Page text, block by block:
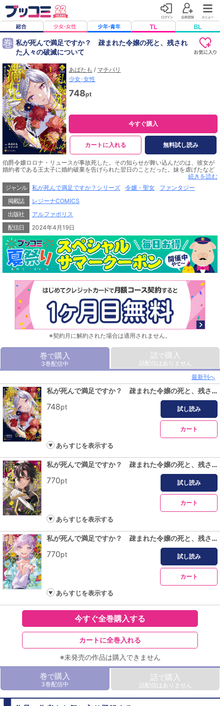
巻 私が死んで満足ですか？ 疎まれた令嬢の死と、残され
た人々の破滅について
あばたも / マチバリ
少女･女性
748pt
今すぐ購入
カートに入れる 無料試し読み
伯爵令嬢ロロナ・リュースが事故死した。その知らせが舞い込んだのは、彼女が
婚約者である王太子に婚約破棄を告げられた翌日のことだった。妹を虐げたなど
と、いわれなき罪で糾弾されながら、その咎めをあっさり受け入れたロロナ。彼
女は郊外の街道で横転した馬車の中、顔の潰れた遺体となって発見されたとい
う。その死を知ったロロナの妹は喜んだ。「これで王太子は自分のもの」と。王
太子は笑った。「もっと早く死んでくれればよかったのに」と。しかし、彼らは
知らなかった。ロロナの死がもたらすものは、幸運だけではないということ
を……。
続きを読む
ジャンル
私が死んで満足ですか？シリーズ 令嬢・聖女
ファンタジー
掲載誌
レジーナCOMICS
出版社
アルファポリス
配信日
2024年4月19日
※契約月に解約された場合は適用されません。
巻で購入
3巻配信中
話で購入
話配信はありません
最新刊へ
私が死んで満足ですか？ 疎まれた令嬢の死と、残された人々の破滅について１
748pt 試し読み
カート
あらすじを表示する
私が死んで満足ですか？ 疎まれた令嬢の死と、残された人々の破滅について ２
770pt 試し読み
カート
あらすじを表示する
私が死んで満足ですか？ 疎まれた令嬢の死と、残された人々の破滅について3
770pt 試し読み
カート
あらすじを表示する
今すぐ全巻購入する
カートに全巻入れる
※未発売の作品は購入できません
巻で購入
3巻配信中
話で購入
話配信はありません